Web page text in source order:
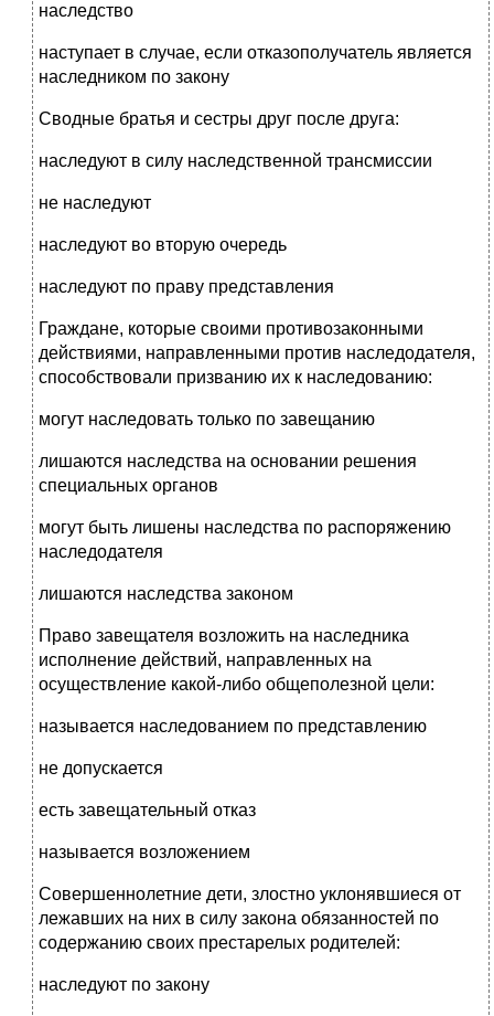
наследство
наступает в случае, если отказополучатель является
наследником по закону
Сводные братья и сестры друг после друга:
наследуют в силу наследственной трансмиссии
не наследуют
наследуют во вторую очередь
наследуют по праву представления
Граждане, которые своими противозаконными
действиями, направленными против наследодателя,
способствовали призванию их к наследованию:
могут наследовать только по завещанию
лишаются наследства на основании решения
специальных органов
могут быть лишены наследства по распоряжению
наследодателя
лишаются наследства законом
Право завещателя возложить на наследника
исполнение действий, направленных на
осуществление какой-либо общеполезной цели:
называется наследованием по представлению
не допускается
есть завещательный отказ
называется возложением
Совершеннолетние дети, злостно уклонявшиеся от
лежавших на них в силу закона обязанностей по
содержанию своих престарелых родителей:
наследуют по закону